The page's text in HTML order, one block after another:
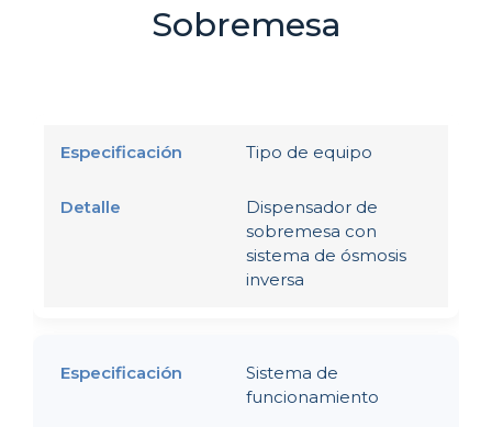
Sobremesa
Tipo de equipo
Dispensador de
sobremesa con
sistema de ósmosis
inversa
Sistema de
funcionamiento